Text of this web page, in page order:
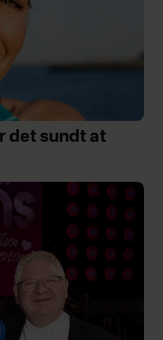
det sundt at